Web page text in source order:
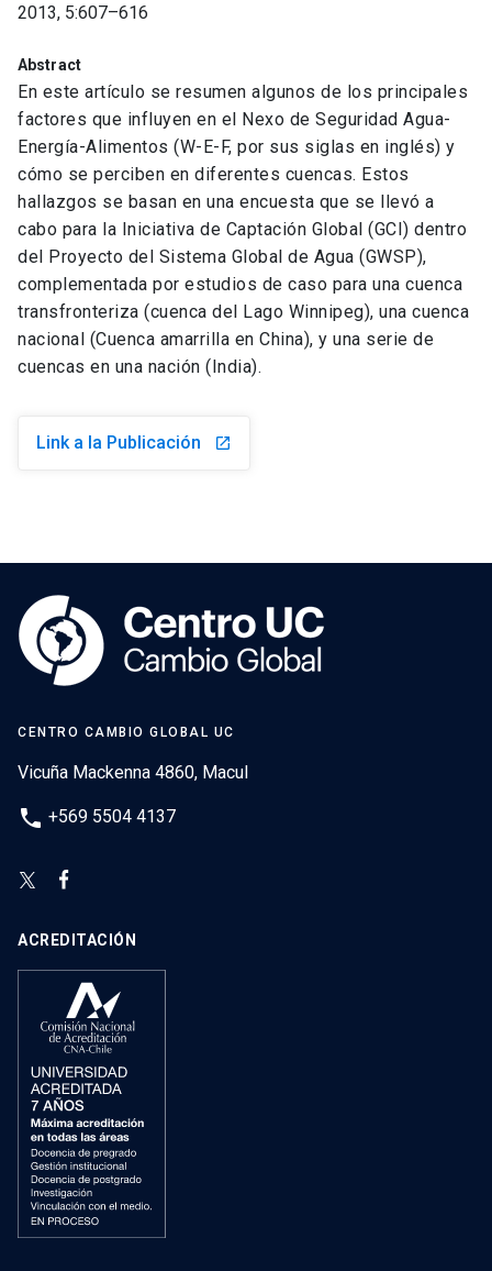
2013, 5:607–616
Abstract
En este artículo se resumen algunos de los principales
factores que influyen en el Nexo de Seguridad Agua-
Energía-Alimentos (W-E-F, por sus siglas en inglés) y
cómo se perciben en diferentes cuencas. Estos
hallazgos se basan en una encuesta que se llevó a
cabo para la Iniciativa de Captación Global (GCI) dentro
del Proyecto del Sistema Global de Agua (GWSP),
complementada por estudios de caso para una cuenca
transfronteriza (cuenca del Lago Winnipeg), una cuenca
nacional (Cuenca amarrilla en China), y una serie de
cuencas en una nación (India).
Link a la Publicación launch
CENTRO CAMBIO GLOBAL UC
Vicuña Mackenna 4860, Macul
phone +569 5504 4137
ACREDITACIÓN